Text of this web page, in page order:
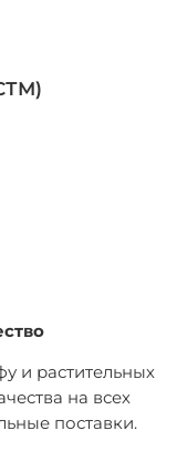
и растительных
на всех
поставки.